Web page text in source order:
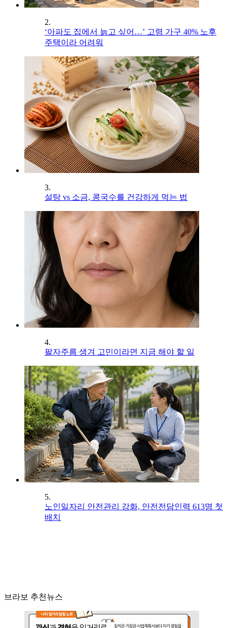
2.
‘아파도 집에서 늙고 싶어…’ 고령 가구 40% 노후
주택이라 어려워
3.
설탕 vs 소금, 콩국수를 건강하게 먹는 법
4.
팔자주름 생겨 고민이라면 지금 해야 할 일
5.
노인일자리 안전관리 강화, 안전전담인력 613명 첫
배치
브라보 추천뉴스